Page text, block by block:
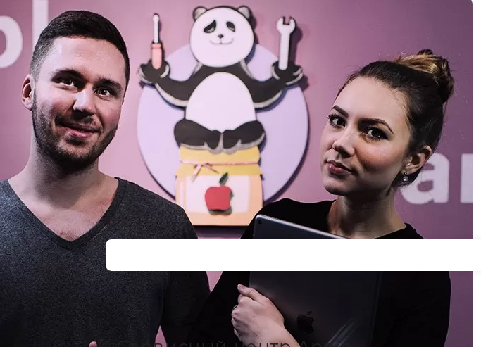
Экономим ваше время: если нужно, мы приедем к вашему
дому или офису.
Удобное расположение сервисного центра возле ст. м.
Октябрьская.
AppleJam предлагает клиентам доступные цены на замену стекла
iPhone XS. Вам нужно получить консультацию или уточнить
стоимость ремонта? Заполняйте онлайн-форму на сайте, указав
свои контактные данные. Наши сотрудники оперативно с вами